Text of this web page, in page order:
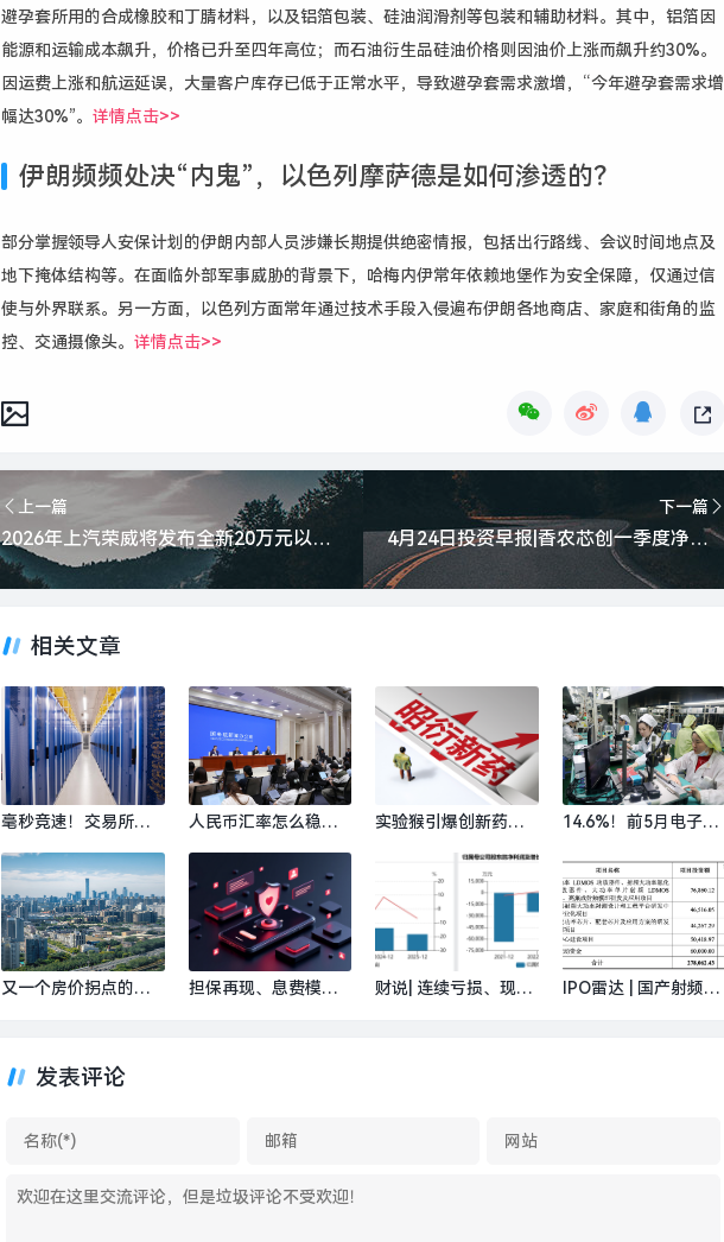
避孕套所用的合成橡胶和丁腈材料，以及铝箔包装、硅油润滑剂等包装和辅助材料。其中，铝箔因
能源和运输成本飙升，价格已升至四年高位；而石油衍生品硅油价格则因油价上涨而飙升约30%。
因运费上涨和航运延误，大量客户库存已低于正常水平，导致避孕套需求激增，“今年避孕套需求增
幅达30%”。 详情点击>>
伊朗频频处决“内鬼”，以色列摩萨德是如何渗透的？
部分掌握领导人安保计划的伊朗内部人员涉嫌长期提供绝密情报，包括出行路线、会议时间地点及
地下掩体结构等。在面临外部军事威胁的背景下，哈梅内伊常年依赖地堡作为安全保障，仅通过信
使与外界联系。另一方面，以色列方面常年通过技术手段入侵遍布伊朗各地商店、家庭和街角的监
控、交通摄像头。 详情点击>>
上一篇
2026年上汽荣威将发布全新20万元以上产品，MG品推出牌四款新车|界面新闻 · 快讯
下一篇
4月24日投资早报|香农芯创一季度净利同比增7835.06%，西安旅游将变更为“*ST西旅”，今日一只新股上市|界面新闻 · 证券
相关文章
毫秒竞速！交易所周
涨|界面新闻
人民币汇率怎么稳？
实验猴引爆创新药行
14.6%！前5月电子信
创年内新高|界面新闻
又一个房价拐点的重
担保再现、息费模
财说| 连续亏损、现金
IPO雷达 | 国产射频
发表评论